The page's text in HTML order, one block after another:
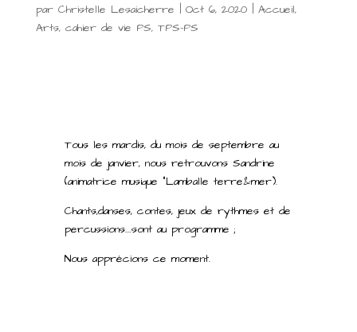
par Christelle Lesaicherre Oct 6, 2020| Accueil,
Arts, cahier de vie PS, TPS-PS
Tous les mardis, du mois de septembre au
mois de janvier, nous retrouvons Sandrine
(animatrice musique “Lamballe terre&mer).
Chants,danses, contes, jeux de rythmes et de
percussions….sont au programme ;
Nous apprécions ce moment.